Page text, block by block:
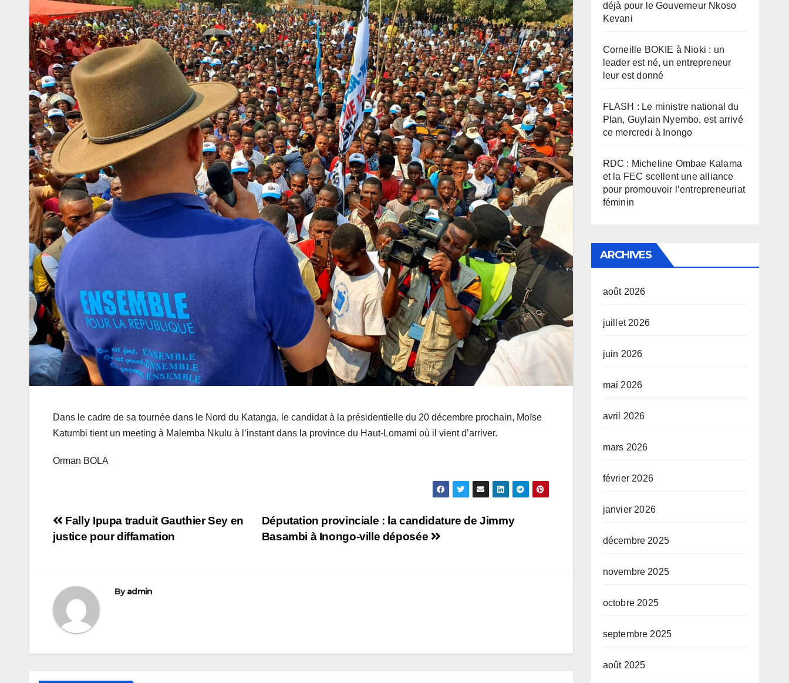
Dans le cadre de sa tournée dans le Nord du Katanga, le candidat à la présidentielle du 20 décembre prochain, Moïse
Katumbi tient un meeting à Malemba Nkulu à l’instant dans la province du Haut-Lomami où il vient d’arriver.
Orman BOLA
Navigation
de
Députation provinciale : la candidature de Jimmy
Basambi à Inongo-ville déposée
Fally Ipupa traduit Gauthier Sey en
justice pour diffamation
Byadmin
déjà pour le Gouverneur Nkoso
Kevani
Corneille BOKIE à Nioki : un
leader est né, un entrepreneur
leur est donné
FLASH : Le ministre national du
Plan, Guylain Nyembo, est arrivé
ce mercredi à Inongo
RDC : Micheline Ombae Kalama
et la FEC scellent une alliance
pour promouvoir l’entrepreneuriat
féminin
ARCHIVES
août 2026
juillet 2026
juin 2026
mai 2026
avril 2026
mars 2026
février 2026
janvier 2026
décembre 2025
novembre 2025
octobre 2025
septembre 2025
août 2025